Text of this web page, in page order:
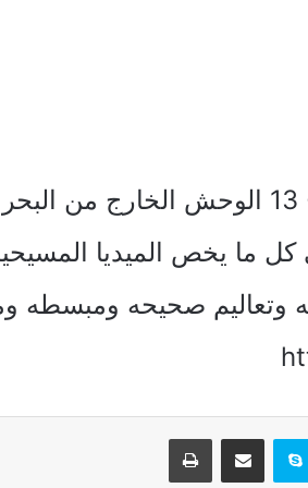
13 تفسير سفر رؤيا يوحنا الاصحاح 13 الوحش
كل ما يخص الميديا
وتعاليم صحيحه ومبسطه
سكايب مشاركة عبر البريد طباعة